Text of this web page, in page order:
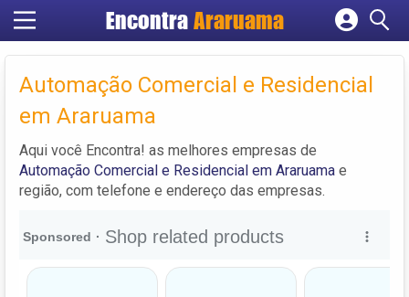
EncontraAraruama
Cadastrar empresa
Criar conta
Automação Comercial e Residencial
em Araruama
Aqui você Encontra! as melhores empresas de
Automação Comercial e Residencial em Araruama e
região, com telefone e endereço das empresas.